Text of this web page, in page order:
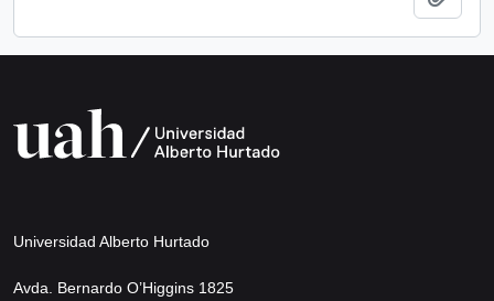
Universidad Alberto Hurtado
Avda. Bernardo O’Higgins 1825